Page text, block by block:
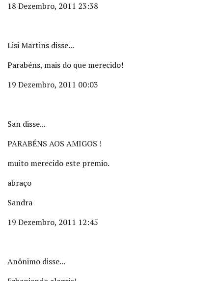
18 Dezembro, 2011 23:38
Lisi Martins disse...
Parabéns, mais do que merecido!
19 Dezembro, 2011 00:03
San disse...
PARABÉNS AOS AMIGOS !
muito merecido este premio.
abraço
Sandra
19 Dezembro, 2011 12:45
Anônimo disse...